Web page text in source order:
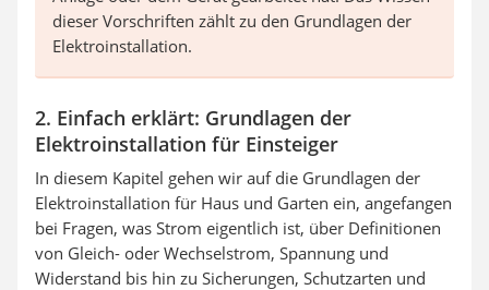
dieser Vorschriften zählt zu den Grundlagen der
Elektroinstallation.
2. Einfach erklärt: Grundlagen der
Elektroinstallation für Einsteiger
In diesem Kapitel gehen wir auf die Grundlagen der
Elektroinstallation für Haus und Garten ein, angefangen
bei Fragen, was Strom eigentlich ist, über Definitionen
von Gleich- oder Wechselstrom, Spannung und
Widerstand bis hin zu Sicherungen, Schutzarten und